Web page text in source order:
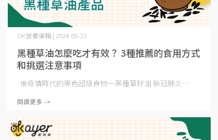
黑種草油怎麼吃才有效？ 3種推薦的食用方式
和挑選注意事項
OK營養編輯 | 2024-05-23
後疫情時代的黑色超級食物─黑種草籽油 新冠肺炎⋯
閱讀更多 ->